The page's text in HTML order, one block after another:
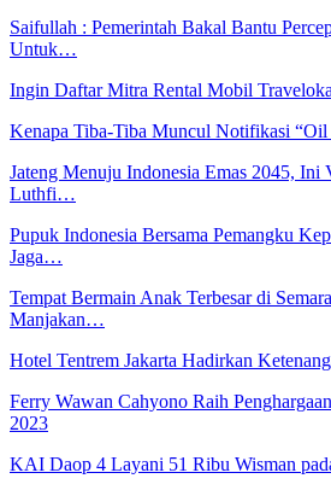
Saifullah : Pemerintah Bakal Bantu
Untuk…
Ingin Daftar Mitra Rental Mobil
Kenapa Tiba-Tiba Muncul Notifikasi
Jateng Menuju Indonesia Emas 2045,
Luthfi…
Pupuk Indonesia Bersama Pemangku
Jaga…
Tempat Bermain Anak Terbesar di
Manjakan…
Hotel Tentrem Jakarta Hadirkan
Ferry Wawan Cahyono Raih
2023
KAI Daop 4 Layani 51 Ribu Wisman